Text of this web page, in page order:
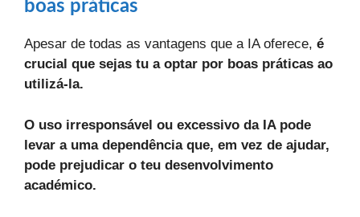
boas práticas
Apesar de todas as vantagens que a IA oferece, é
crucial que sejas tu a optar por boas práticas ao
utilizá-la.
O uso irresponsável ou excessivo da IA pode
levar a uma dependência que, em vez de ajudar,
pode prejudicar o teu desenvolvimento
académico.